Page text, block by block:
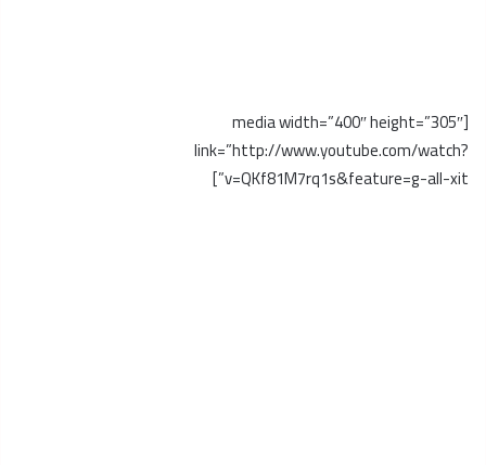
[media width=”400″ height=”305″
link=”http://www.youtube.com/watch?
v=QKf81M7rq1s&feature=g-all-xit”]